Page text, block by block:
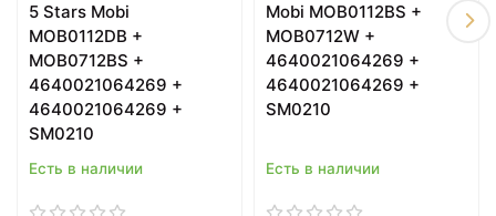
57470 ₽
Комплект мебели белый
глянец 76,5 см Aqwella
Barcelona BA0107K +
4620008197470 +
61820 ₽
Комплект мебели белый
глянец 87 см Aqwella
Barcelona Lux BA0108K +
5 Stars Mobi
MOB0112DB +
MOB0712BS +
4640021064269 +
4640021064269 +
SM0210
Есть в наличии
Mobi MOB0112BS +
MOB0712W +
4640021064269 +
4640021064269 +
SM0210
Есть в наличии